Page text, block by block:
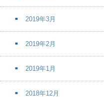
2019年3月
2019年2月
2019年1月
2018年12月